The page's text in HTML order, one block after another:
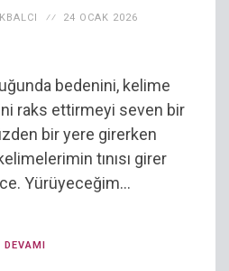
24 OCAK 2026
bedenini, kelime
raks ettirmeyi seven bir
bir yere girerken
tınısı girer
Yürüyeceğim...
DEVAMI